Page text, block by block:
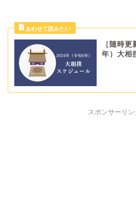
［随時
年）大相
スポンサーリン